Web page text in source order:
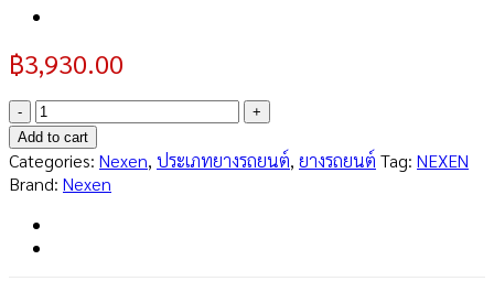
฿3,930.00
N
FERA
SU1
205/55R17
Add to cart
Categories: Nexen, ประเภทยางรถยนต์, ยางรถยนต์ Tag: NEXEN
Brand: Nexen